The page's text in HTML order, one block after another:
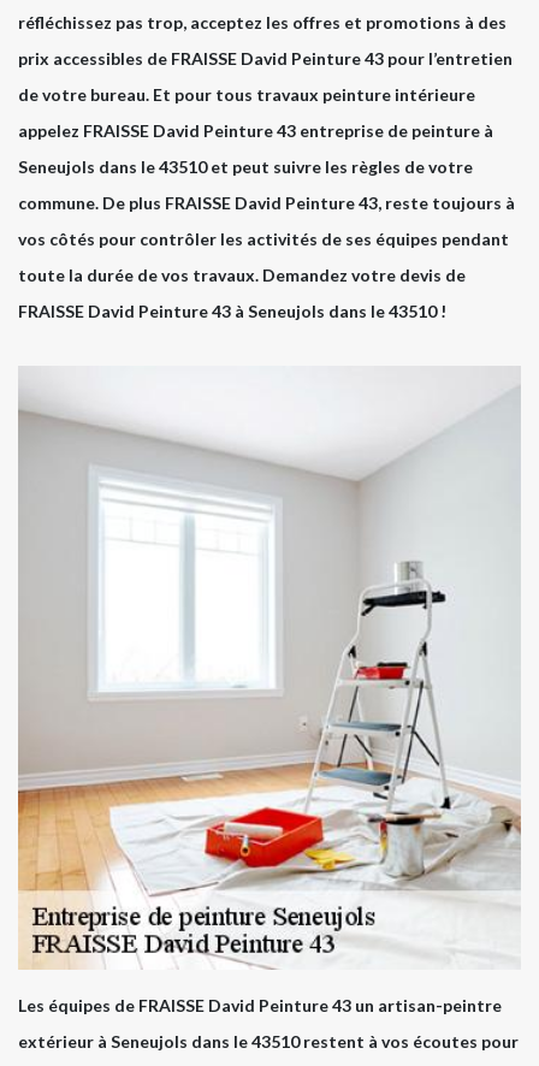
réfléchissez pas trop, acceptez les offres et promotions à des
prix accessibles de FRAISSE David Peinture 43 pour l’entretien
de votre bureau. Et pour tous travaux peinture intérieure
appelez FRAISSE David Peinture 43 entreprise de peinture à
Seneujols dans le 43510 et peut suivre les règles de votre
commune. De plus FRAISSE David Peinture 43, reste toujours à
vos côtés pour contrôler les activités de ses équipes pendant
toute la durée de vos travaux. Demandez votre devis de
FRAISSE David Peinture 43 à Seneujols dans le 43510 !
Les équipes de FRAISSE David Peinture 43 un artisan-peintre
extérieur à Seneujols dans le 43510 restent à vos écoutes pour